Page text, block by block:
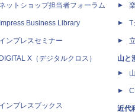
ネットショップ担当者フォーラム
Impress Business Library
インプレスセミナー
DIGITAL X（デジタルクロス）
インプレスブックス
T
山と
近代